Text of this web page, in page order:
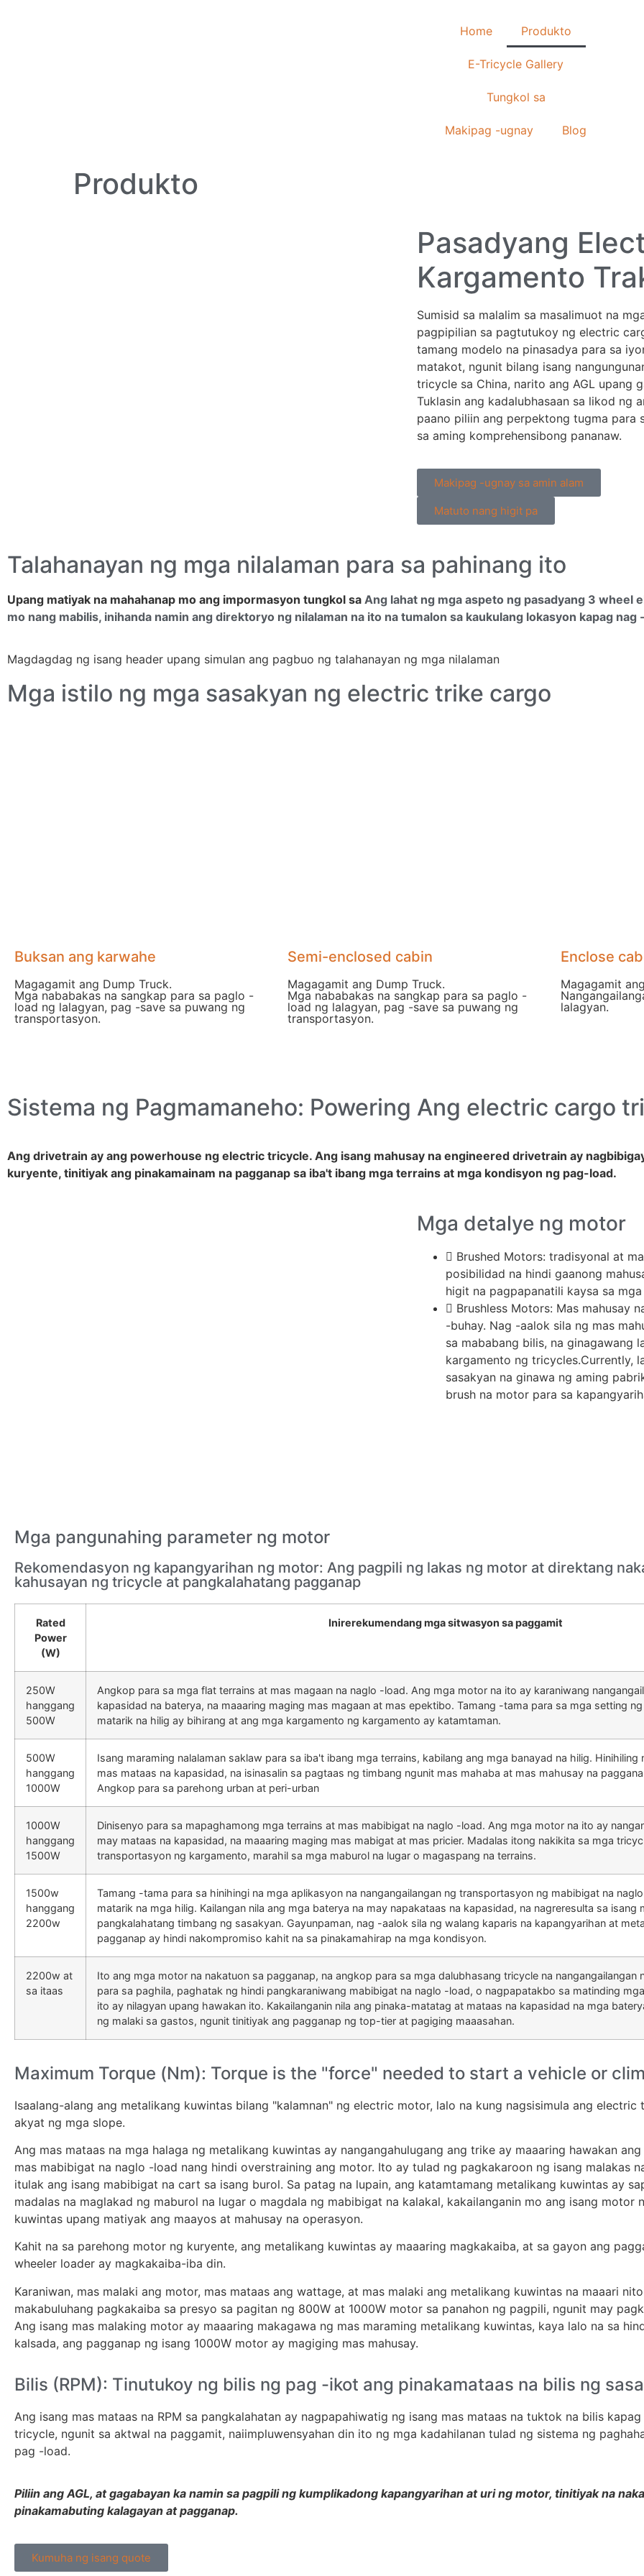
Home Produkto
E-Tricycle Gallery
Tungkol sa
Makipag -ugnay Blog
Produkto
Pasadyang
Kargamento
Sumisid sa malalim sa masalimuot na
pagpipilian sa pagtutukoy ng electric
tamang modelo na pinasadya para sa
matakot, ngunit bilang isang
tricycle sa China, narito ang AGL upang
Tuklasin ang kadalubhasaan sa likod ng
paano piliin ang perpektong tugma para
sa aming komprehensibong pananaw.
Makipag -ugnay sa amin alam
Matuto nang higit pa
Talahanayan ng mga nilalaman para sa pahinang ito
Upang matiyak na mahahanap mo ang impormasyon tungkol sa Ang lahat ng mga aspeto ng pasadyang 3 wheel
mo nang mabilis, inihanda namin ang direktoryo ng nilalaman na ito na tumalon sa kaukulang lokasyon kapag nag
Magdagdag ng isang header upang simulan ang pagbuo ng talahanayan ng mga nilalaman
Mga istilo ng mga sasakyan ng electric trike cargo
Buksan ang karwahe
Magagamit ang Dump Truck.
Mga nababakas na sangkap para sa paglo -
load ng lalagyan, pag -save sa puwang ng
transportasyon.
Semi-enclosed cabin
Magagamit ang Dump Truck.
Mga nababakas na sangkap para sa paglo -
load ng lalagyan, pag -save sa puwang ng
transportasyon.
Enclose
Magagamit
lalagyan.
Sistema ng Pagmamaneho: Powering Ang electric cargo
Ang drivetrain ay ang powerhouse ng electric tricycle. Ang isang mahusay na engineered drivetrain ay
kuryente, tinitiyak ang pinakamainam na pagganap sa iba't ibang mga terrains at mga kondisyon ng pag-load.
Mga detalye ng motor
Brushed Motors: tradisyonal at
posibilidad na hindi gaanong
higit na pagpapanatili kaysa sa
Brushless Motors: Mas mahusay
-buhay. Nag -aalok sila ng mas
sa mababang bilis, na ginagawang
kargamento ng tricycles.Currently,
sasakyan na ginawa ng aming
brush na motor para sa
Mga pangunahing parameter ng motor
Rekomendasyon ng kapangyarihan ng motor: Ang pagpili ng lakas ng motor at direktang
kahusayan ng tricycle at pangkalahatang pagganap
Rated
Power
(W)
Inirerekumendang mga sitwasyon sa paggamit
250W
hanggang
500W
Angkop para sa mga flat terrains at mas magaan na naglo -load. Ang mga motor na ito ay karaniwang
kapasidad na baterya, na maaaring maging mas magaan at mas epektibo. Tamang -tama para sa mga setting
matarik na hilig ay bihirang at ang mga kargamento ng kargamento ay katamtaman.
500W
hanggang
1000W
Isang maraming nalalaman saklaw para sa iba't ibang mga terrains, kabilang ang mga banayad na hilig. Hinihiling
mas mataas na kapasidad, na isinasalin sa pagtaas ng timbang ngunit mas mahaba at mas mahusay na
Angkop para sa parehong urban at peri-urban
1000W
hanggang
1500W
Dinisenyo para sa mapaghamong mga terrains at mas mabibigat na naglo -load. Ang mga motor na ito ay
may mataas na kapasidad, na maaaring maging mas mabigat at mas pricier. Madalas itong nakikita sa mga
transportasyon ng kargamento, marahil sa mga maburol na lugar o magaspang na terrains.
1500w
hanggang
2200w
Tamang -tama para sa hinihingi na mga aplikasyon na nangangailangan ng transportasyon ng mabibigat na
matarik na mga hilig. Kailangan nila ang mga baterya na may napakataas na kapasidad, na nagreresulta sa isang
pangkalahatang timbang ng sasakyan. Gayunpaman, nag -aalok sila ng walang kaparis na kapangyarihan at
pagganap ay hindi nakompromiso kahit na sa pinakamahirap na mga kondisyon.
2200w at
sa itaas
Ito ang mga motor na nakatuon sa pagganap, na angkop para sa mga dalubhasang tricycle na nangangailangan
para sa paghila, paghatak ng hindi pangkaraniwang mabibigat na naglo -load, o nagpapatakbo sa matinding
ito ay nilagyan upang hawakan ito. Kakailanganin nila ang pinaka-matatag at mataas na kapasidad na mga
ng malaki sa gastos, ngunit tinitiyak ang pagganap ng top-tier at pagiging maaasahan.
Maximum Torque (Nm): Torque is the "force" needed to start a vehicle or
Isaalang-alang ang metalikang kuwintas bilang "kalamnan" ng electric motor, lalo na kung nagsisimula ang
akyat ng mga slope.
Ang mas mataas na mga halaga ng metalikang kuwintas ay nangangahulugang ang trike ay maaaring hawakan
mas mabibigat na naglo -load nang hindi overstraining ang motor. Ito ay tulad ng pagkakaroon ng isang malakas
itulak ang isang mabibigat na cart sa isang burol. Sa patag na lupain, ang katamtamang metalikang kuwintas ay
madalas na maglakad ng maburol na lugar o magdala ng mabibigat na kalakal, kakailanganin mo ang isang motor
kuwintas upang matiyak ang maayos at mahusay na operasyon.
Kahit na sa parehong motor ng kuryente, ang metalikang kuwintas ay maaaring magkakaiba, at sa gayon ang
wheeler loader ay magkakaiba-iba din.
Karaniwan, mas malaki ang motor, mas mataas ang wattage, at mas malaki ang metalikang kuwintas na maaari
makabuluhang pagkakaiba sa presyo sa pagitan ng 800W at 1000W motor sa panahon ng pagpili, ngunit may
Ang isang mas malaking motor ay maaaring makagawa ng mas maraming metalikang kuwintas, kaya lalo na sa
kalsada, ang pagganap ng isang 1000W motor ay magiging mas mahusay.
Bilis (RPM): Tinutukoy ng bilis ng pag -ikot ang pinakamataas na bilis ng
Ang isang mas mataas na RPM sa pangkalahatan ay nagpapahiwatig ng isang mas mataas na tuktok na bilis
tricycle, ngunit sa aktwal na paggamit, naiimpluwensyahan din ito ng mga kadahilanan tulad ng sistema ng
pag -load.
Piliin ang AGL, at gagabayan ka namin sa pagpili ng kumplikadong kapangyarihan at uri ng motor, tinitiyak na
pinakamabuting kalagayan at pagganap.
Kumuha ng isang quote